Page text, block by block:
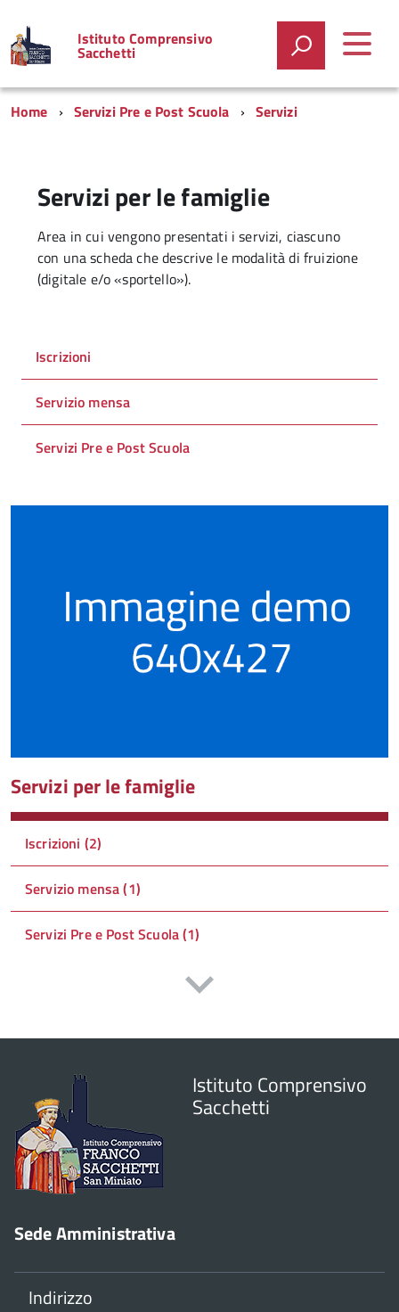
Istituto Comprensivo
Sacchetti
Home Servizi Pre e Post Scuola Servizi
Servizi per le famiglie
Area in cui vengono presentati i servizi, ciascuno
con una scheda che descrive le modalità di fruizione
(digitale e/o «sportello»).
Iscrizioni
Servizio mensa
Servizi Pre e Post Scuola
Servizi per le famiglie
Iscrizioni (2)
Servizio mensa (1)
Servizi Pre e Post Scuola (1)
Istituto Comprensivo
Sacchetti
Sede Amministrativa
Indirizzo